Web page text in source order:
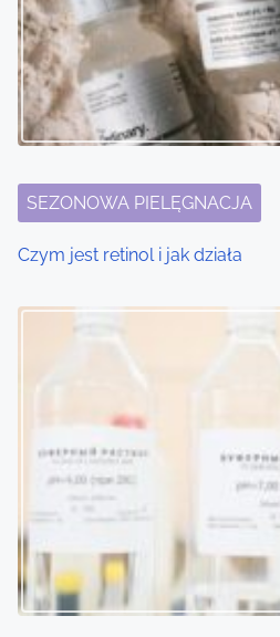
SEZONOWA PIELĘGNACJA
Czym jest retinol i jak działa